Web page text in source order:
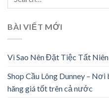
BÀI VIẾT MỚI
Vì Sao Nên Đặt Tiệc Tất
Shop Cầu Lông Dunney – Nơi
hãng giá tốt trên cả nước